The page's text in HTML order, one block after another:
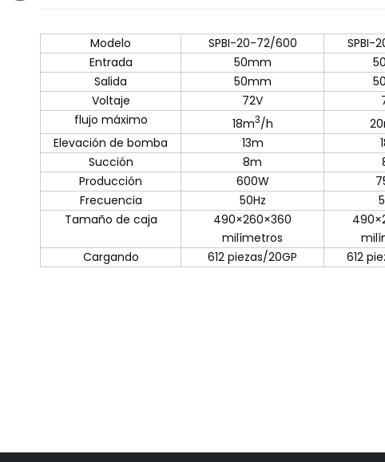
Modelo SPBI-20-72/600 SPBI-
Entrada
50mm
Salida
50mm
Voltaje
72V
flujo máximo
18m3/h
Elevación de bomba
13m
Succión
8m
Producción
600W
Frecuencia
50Hz
Tamaño de caja
490×260×360
milímetros
Cargando
612 piezas/20GP 612